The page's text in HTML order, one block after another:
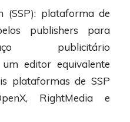
(SSP): plataforma de
publishers para
publicitário
editor equivalente
plataformas de SSP
RightMedia e